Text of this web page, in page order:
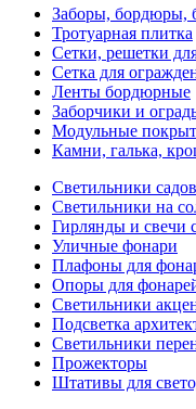
Заборы, бордюры,
Тротуарная плитка
Сетки, решетки
Сетка для
Ленты бордюрные
Заборчики и
Модульные
Камни, галька,
Светильники
Светильники на
Гирлянды и свечи
Уличные фонари
Плафоны для
Опоры для
Светильники
Подсветка
Светильники
Прожекторы
Штативы для